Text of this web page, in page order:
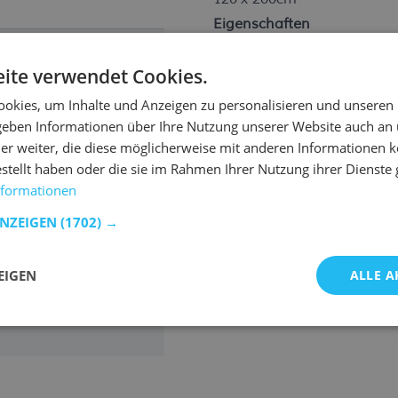
Eigenschaften
Leisten lagern in
Härtegradeinstellung der
belastbar bis max. 120kg
Rahmen
verwendet Cookies.
um Inhalte und Anzeigen zu personalisieren und
Informationen über Ihre Nutzung unserer Website auch an
weiter, die diese möglicherweise mit anderen Informationen
haben oder die sie im Rahmen Ihrer Nutzung ihrer Dienste
(1702) →
ALLE